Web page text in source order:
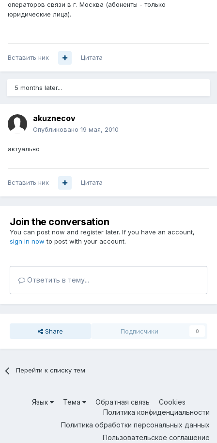
операторов связи в г. Москва (абоненты - только
юридические лица).
Вставить ник Цитата
5 months later...
akuznecov
Опубликовано 19 мая, 2010
актуально
Вставить ник Цитата
Join the conversation
You can post now and register later. If you have an account,
sign in now to post with your account.
Ответить в тему...
Share Подписчики 0
Перейти к списку тем
Язык Тема Обратная связь
Cookies
Политика конфиденциальности
Политика обработки персональных данных
Пользовательское соглашение